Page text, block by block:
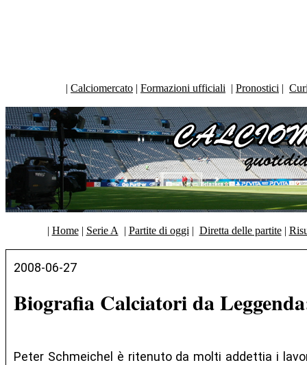
| Calciomercato | Formazioni ufficiali | Pronostici |
| Home| Serie A | Partite di oggi | Diretta delle partite|
2008-06-27
Biografia Calciatori da
Peter Schmeichel è ritenuto da molti addettia i